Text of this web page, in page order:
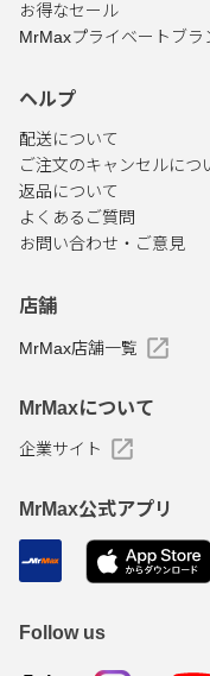
お得なセール
MrMaxプライベートブラ
ヘルプ
配送について
ご注文のキャンセルにつ
返品について
よくあるご質問
お問い合わせ・ご意見
店舗
MrMax店舗一覧
MrMaxについて
企業サイト
MrMax公式アプリ
Follow us